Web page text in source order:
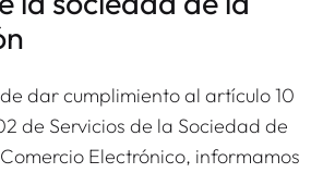
dar cumplimiento al artículo 10
de Servicios de la Sociedad de
Electrónico, informamos